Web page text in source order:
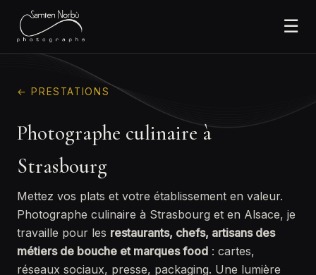
☰
← PRESTATIONS
Photographe culinaire à
Strasbourg
Mettez vos plats et votre établissement en valeur.
Photographe culinaire à Strasbourg et en Alsace, je
travaille pour les restaurants, chefs, artisans des
métiers de bouche et marques food : cartes,
réseaux sociaux, presse, packaging. Une lumière